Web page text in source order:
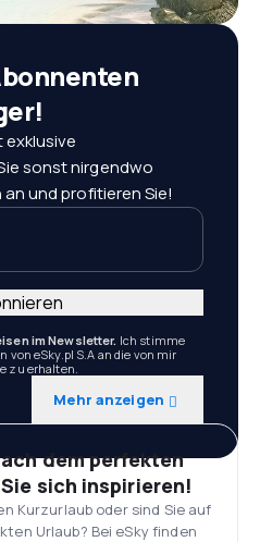
sonst nirgendwo
und profitieren Sie!
im Newsletter. Ich stimme
eSky.pl S.A an die von mir
zu erhalten.
Mehr anzeigen
dem perfekten
sich inspirieren!
Kurzurlaub oder sind Sie auf
Urlaub? Bei eSky finden